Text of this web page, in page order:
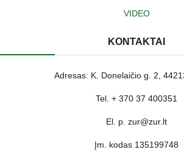
VIDEO
KONTAKTAI
Adresas: K. Donelaičio g. 2,
Tel. + 370 37 400351
El. p. zur@zur.lt
Įm. kodas 135199748